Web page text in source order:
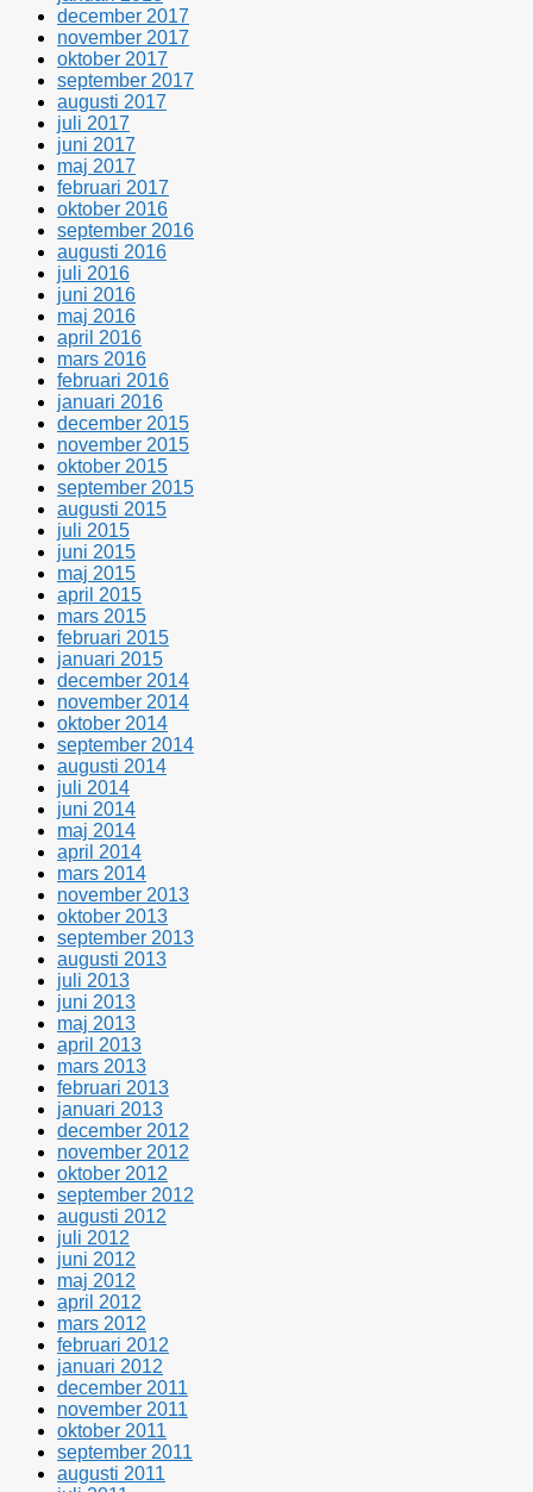
december 2017
november 2017
oktober 2017
september 2017
augusti 2017
juli 2017
juni 2017
maj 2017
februari 2017
oktober 2016
september 2016
augusti 2016
juli 2016
juni 2016
maj 2016
april 2016
mars 2016
februari 2016
januari 2016
december 2015
november 2015
oktober 2015
september 2015
augusti 2015
juli 2015
juni 2015
maj 2015
april 2015
mars 2015
februari 2015
januari 2015
december 2014
november 2014
oktober 2014
september 2014
augusti 2014
juli 2014
juni 2014
maj 2014
april 2014
mars 2014
november 2013
oktober 2013
september 2013
augusti 2013
juli 2013
juni 2013
maj 2013
april 2013
mars 2013
februari 2013
januari 2013
december 2012
november 2012
oktober 2012
september 2012
augusti 2012
juli 2012
juni 2012
maj 2012
april 2012
mars 2012
februari 2012
januari 2012
december 2011
november 2011
oktober 2011
september 2011
augusti 2011